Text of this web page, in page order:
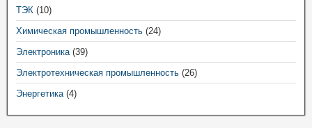
ТЭК (10)
Химическая промышленность (24)
Электроника(39)
Электротехническая промышленность (26)
Энергетика(4)